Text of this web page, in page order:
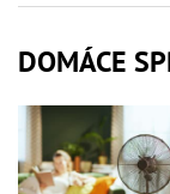
DOMÁCE